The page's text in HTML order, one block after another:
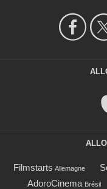
Filmstarts Allemagne
AdoroCinema Brésil